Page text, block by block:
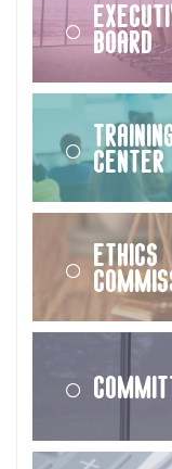
Board
Center
Ethics